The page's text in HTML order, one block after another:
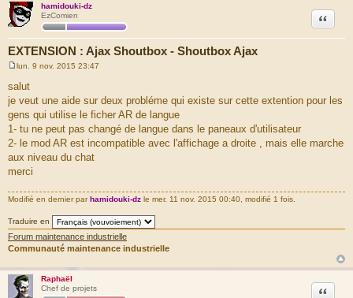
hamidouki-dz
EzComien
EXTENSION : Ajax Shoutbox - Shoutbox Ajax
Citation
e
s
s
a
g
e
lun. 9 nov. 2015 23:47
salut
je veut une aide sur deux probléme qui existe sur cette extention pour les
gens qui utilise le ficher AR de langue
1- tu ne peut pas changé de langue dans le paneaux d'utilisateur
2- le mod AR est incompatible avec l'affichage a droite , mais elle marche
aux niveau du chat
merci
Modifié en dernier parhamidouki-dz le mer. 11 nov. 2015 00:40, modifié 1 fois.
Traduire en
Forum maintenance industrielle
Communauté maintenance industrielle
Raphaël
Chef de projets
Citation